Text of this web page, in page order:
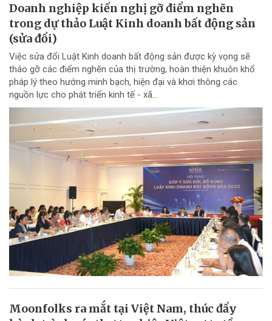
Doanh nghiệp kiến nghị gỡ điểm nghẽn
trong dự thảo Luật Kinh doanh bất động sản
(sửa đổi)
Việc sửa đổi Luật Kinh doanh bất động sản được kỳ vọng sẽ
tháo gỡ các điểm nghẽn của thị trường, hoàn thiện khuôn khổ
pháp lý theo hướng minh bạch, hiện đại và khơi thông các
nguồn lực cho phát triển kinh tế - xã...
Moonfolks ra mắt tại Việt Nam, thúc đẩy